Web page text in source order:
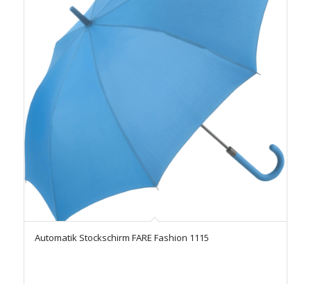
Automatik Stockschirm FARE Fashion 1115